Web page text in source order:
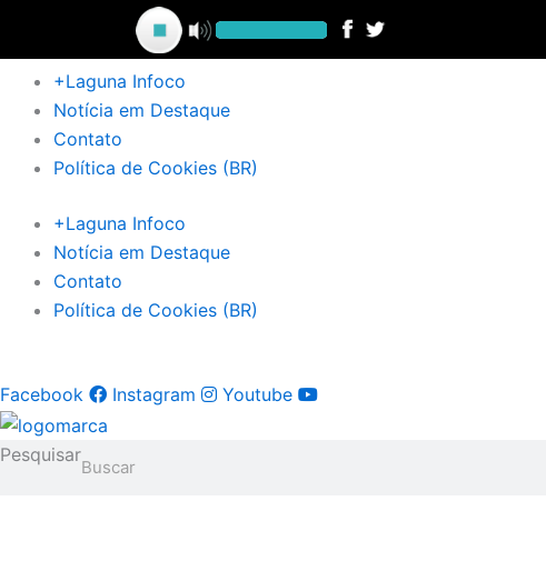
conteúdo
+Laguna Infoco
Notícia em Destaque
Contato
Política de Cookies (BR)
+Laguna Infoco
Notícia em Destaque
Contato
Política de Cookies (BR)
Facebook Instagram Youtube
Pesquisar